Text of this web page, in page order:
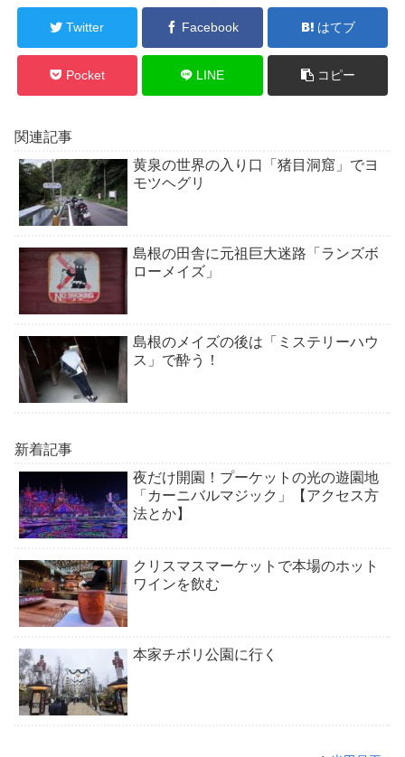
Twitter Facebook はてブ
Pocket LINE コピー
関連記事
黄泉の世界の入り口「猪目洞窟」でヨ
モツヘグリ
島根の田舎に元祖巨大迷路「ランズボ
ローメイズ」
島根のメイズの後は「ミステリーハウ
ス」で酔う！
新着記事
夜だけ開園！プーケットの光の遊園地
「カーニバルマジック」【アクセス方
法とか】
クリスマスマーケットで本場のホット
ワインを飲む
本家チボリ公園に行く